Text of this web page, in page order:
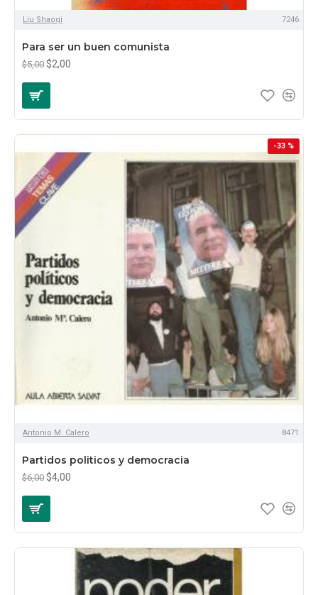
Liu Shaoqi 7246
Para ser un buen comunista
$5,00 $2,00
-33 %
Antonio M. Calero 8471
Partidos politicos y democracia
$6,00 $4,00